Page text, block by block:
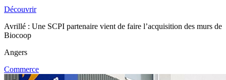
Découvrir
Avrillé : Une SCPI partenaire vient de faire l’acquisition des murs de
Biocoop
Angers
Commerce